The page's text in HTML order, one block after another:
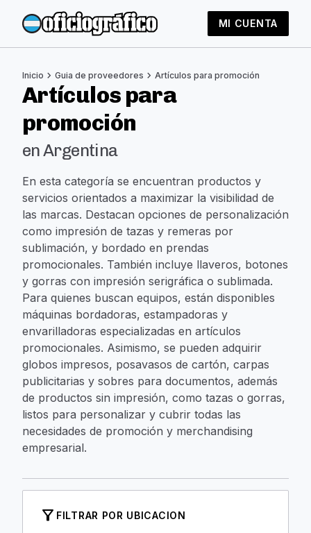
MI CUENTA
Inicio chevron_right Guia de proveedores chevron_right Artículos para promoción
Artículos para
promoción
en Argentina
En esta categoría se encuentran productos y
servicios orientados a maximizar la visibilidad de
las marcas. Destacan opciones de personalización
como impresión de tazas y remeras por
sublimación, y bordado en prendas
promocionales. También incluye llaveros, botones
y gorras con impresión serigráfica o sublimada.
Para quienes buscan equipos, están disponibles
máquinas bordadoras, estampadoras y
envarilladoras especializadas en artículos
promocionales. Asimismo, se pueden adquirir
globos impresos, posavasos de cartón, carpas
publicitarias y sobres para documentos, además
de productos sin impresión, como tazas o gorras,
listos para personalizar y cubrir todas las
necesidades de promoción y merchandising
empresarial.
filter_alt FILTRAR POR UBICACION